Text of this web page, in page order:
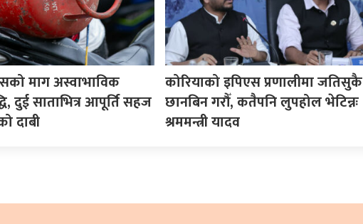
माग अस्वाभाविक
दुई साताभित्र आपूर्ति सहज
दाबी
कोरियाको इपिएस प्रणालीमा जतिसुकै
छानबिन गरौँ, कतैपनि लुपहोल भेटिन्नः
श्रममन्त्री यादव